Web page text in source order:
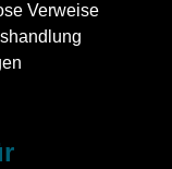
Verweise